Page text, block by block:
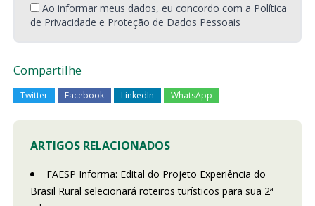
Ao informar meus dados, eu concordo com a Política
de Privacidade e Proteção de Dados Pessoais
Compartilhe
Twitter Facebook LinkedIn WhatsApp
ARTIGOS RELACIONADOS
FAESP Informa: Edital do Projeto Experiência do
Brasil Rural selecionará roteiros turísticos para sua 2ª